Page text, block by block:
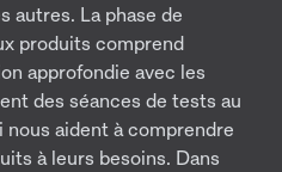
autres. La phase de
produits comprend
approfondie avec les
des séances de tests au
aident à comprendre
à leurs besoins. Dans